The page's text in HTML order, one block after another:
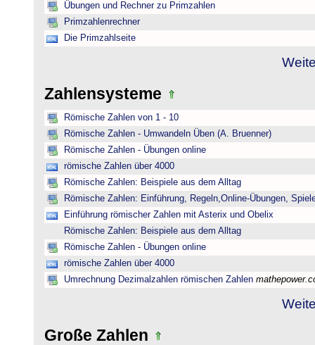
Übungen und Rechner zu Primzahlen
Primzahlenrechner
Die Primzahlseite
Zahlensysteme
Römische Zahlen von 1 - 10
Römische Zahlen - Umwandeln Üben (A. Bruenner)
Römische Zahlen - Übungen online
römische Zahlen über 4000
Römische Zahlen: Beispiele aus dem Alltag
Römische Zahlen: Einführung, Regeln,Online-Übungen,
Einführung römischer Zahlen mit Asterix und Obelix
Römische Zahlen: Beispiele aus dem Alltag
Römische Zahlen - Übungen online
römische Zahlen über 4000
Umrechnung Dezimalzahlen römischen Zahlen
Große Zahlen